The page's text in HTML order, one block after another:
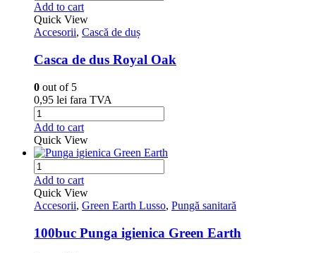
Add to cart
Quick View
Accesorii, Cască de duș
Casca de dus Royal Oak
0 out of 5
0,95 lei fara TVA
Add to cart
Quick View
Add to cart
Quick View
Accesorii, Green Earth Lusso, Pungă sanitară
100buc Punga igienica Green Earth